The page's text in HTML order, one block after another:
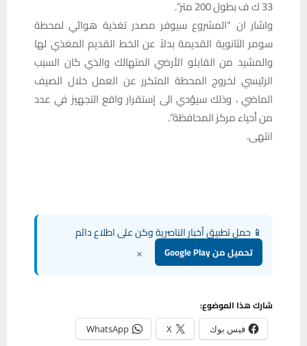
33 ك ف بطول 200 متر”.
واشار ان “المشروع سيوفر مصدر تغذية هوائي لمحطة
سومر الثانوية القديمة بدلاً عن الخط القديم المغذي لها
والمشيد من القابلو الأرضي المتهالك والذي كان السبب
الرئيسي لخروج المحطة المتكرر عن العمل خلال الصيف
الماضي ، وذلك سيؤدي الى إستقرار واقع التجهيز في عدد
من أحياء مركز المحافظة”.
انتهى.
📱 حمل تطبيق أخبار الناصرية وكن على اطلاع دائم
تحميل من Google Play ×
شارك هذا الموضوع:
فيس بوك X
WhatsApp